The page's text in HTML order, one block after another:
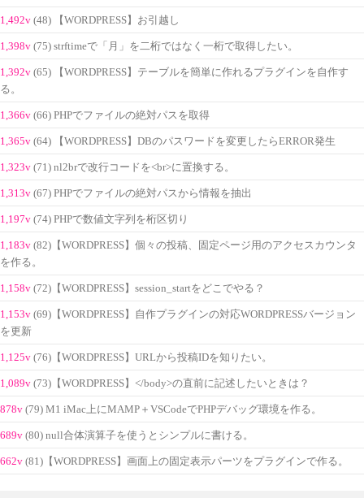
1,492v (48) 【WORDPRESS】お引越し
1,398v (75) strftimeで「月」を二桁ではなく一桁で取得したい。
1,392v (65) 【WORDPRESS】テーブルを簡単に作れるプラグインを自作す
る。
1,366v (66) PHPでファイルの絶対パスを取得
1,365v (64) 【WORDPRESS】DBのパスワードを変更したらERROR発生
1,323v (71) nl2brで改行コードを<br>に置換する。
1,313v (67) PHPでファイルの絶対パスから情報を抽出
1,197v (74) PHPで数値文字列を桁区切り
1,183v (82)【WORDPRESS】個々の投稿、固定ページ用のアクセスカウンタ
を作る。
1,158v (72)【WORDPRESS】session_startをどこでやる？
1,153v (69)【WORDPRESS】自作プラグインの対応WORDPRESSバージョン
を更新
1,125v (76)【WORDPRESS】URLから投稿IDを知りたい。
1,089v (73)【WORDPRESS】</body>の直前に記述したいときは？
878v (79) M1 iMac上にMAMP＋VSCodeでPHPデバッグ環境を作る。
689v (80) null合体演算子を使うとシンプルに書ける。
662v (81)【WORDPRESS】画面上の固定表示パーツをプラグインで作る。